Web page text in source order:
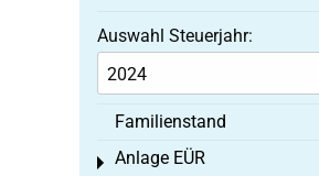
Auswahl Steuerjahr:
Familienstand
Anlage EÜR
Toggle menu